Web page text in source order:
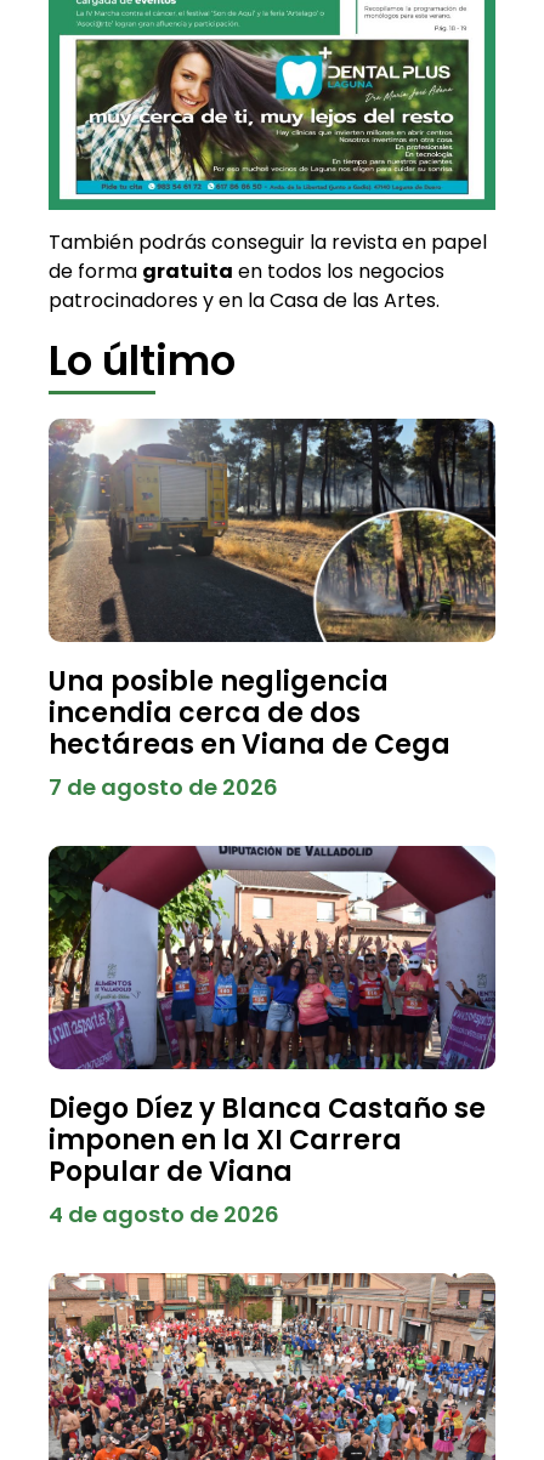
También podrás conseguir la revista en papel
de forma gratuita en todos los negocios
patrocinadores y en la Casa de las Artes.
Lo último
Una posible negligencia
incendia cerca de dos
hectáreas en Viana de Cega
7 de agosto de 2026
Diego Díez y Blanca Castaño se
imponen en la XI Carrera
Popular de Viana
4 de agosto de 2026